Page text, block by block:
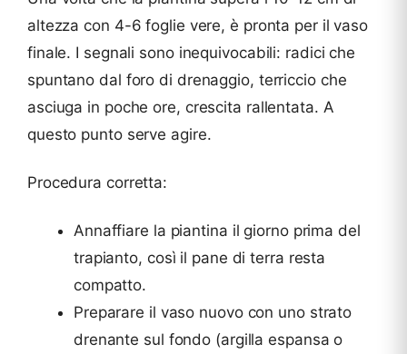
altezza con 4-6 foglie vere, è pronta per il vaso
finale. I segnali sono inequivocabili: radici che
spuntano dal foro di drenaggio, terriccio che
asciuga in poche ore, crescita rallentata. A
questo punto serve agire.
Procedura corretta:
Annaffiare la piantina il giorno prima del
trapianto, così il pane di terra resta
compatto.
Preparare il vaso nuovo con uno strato
drenante sul fondo (argilla espansa o